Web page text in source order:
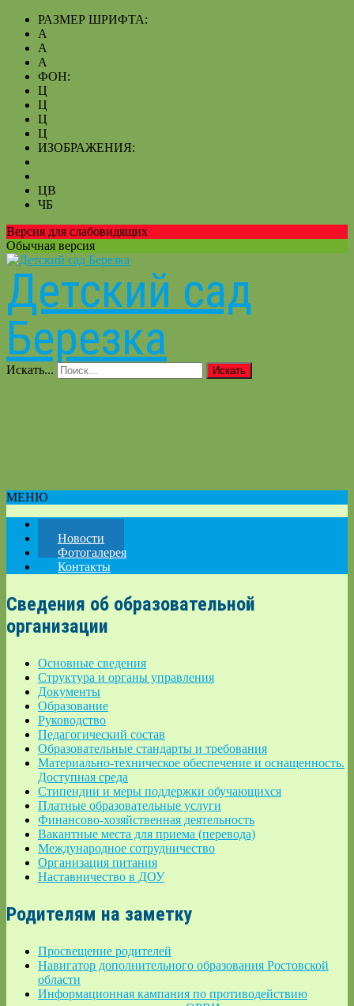
РАЗМЕР ШРИФТА:
A
A
A
ФОН:
Ц
Ц
Ц
Ц
ИЗОБРАЖЕНИЯ:
ЦВ
ЧБ
Версия для слабовидящих
Обычная версия
Детский сад
Березка
Искать... Искать
МЕНЮ
Новости
Фотогалерея
Контакты
Сведения об образовательной
организации
Основные сведения
Структура и органы управления
Документы
Образование
Руководство
Педагогический состав
Образовательные стандарты и требования
Материально-техническое обеспечение и оснащенность.
Доступная среда
Стипендии и меры поддержки обучающихся
Платные образовательные услуги
Финансово-хозяйственная деятельность
Вакантные места для приема (перевода)
Международное сотрудничество
Организация питания
Наставничество в ДОУ
Родителям на заметку
Просвещение родителей
Навигатор дополнительного образования Ростовской
области
Информационная кампания по противодействию